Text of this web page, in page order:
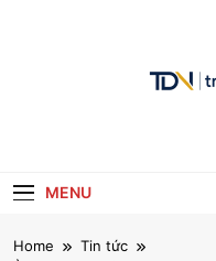
MENU
Home
Tin tức